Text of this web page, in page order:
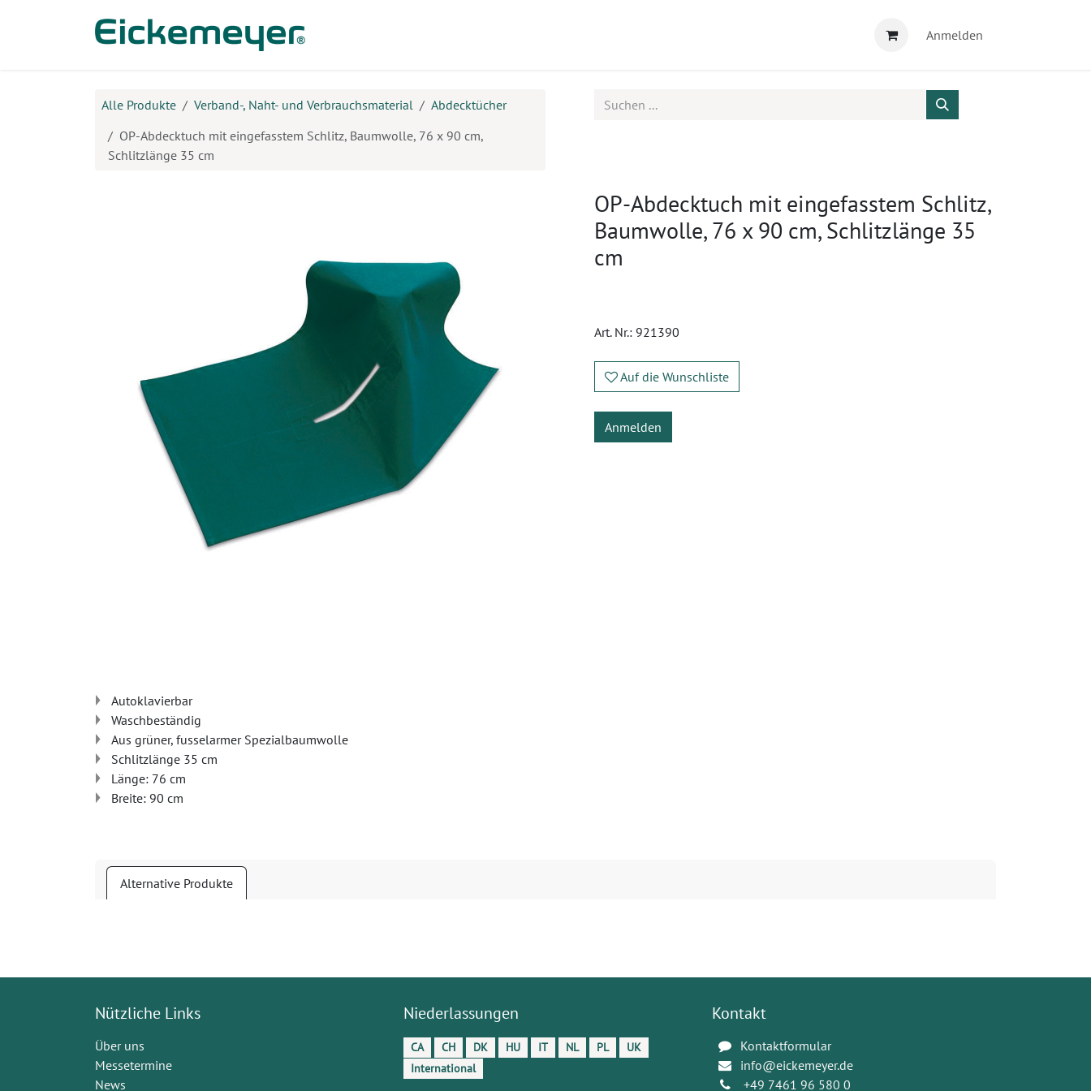
Anmelden
Alle Produkte Verband-, Naht- und Verbrauchsmaterial
Abdecktücher
OP-Abdecktuch mit eingefasstem Schlitz, Baumwolle, 76 x 90 cm,
Schlitzlänge 35 cm
OP-Abdecktuch mit eingefasstem Schlitz,
Baumwolle, 76 x 90 cm, Schlitzlänge 35
cm
Art. Nr.: 921390
Auf die Wunschliste
Anmelden
Autoklavierbar
Waschbeständig
Aus grüner, fusselarmer Spezialbaumwolle
Schlitzlänge 35 cm
Länge: 76 cm
Breite: 90 cm
Alternative Produkte
Nützliche Links
Über uns
Messetermine
News
Niederlassungen
CA CH DK HU IT NL PL
UK
International
Kontakt
Kontaktformular
info@eickemeyer.de
+49 7461 96 580 0